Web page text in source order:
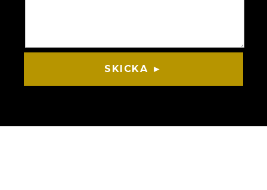
SKICKA ►